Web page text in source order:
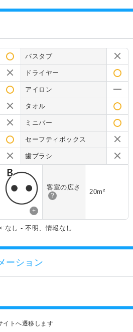
バスタブ
ドライヤー
アイロン
タオル
ミニバー
セーフティボックス
歯ブラシ
+
客室の広さ
? 20m²
なし -:不明、情報なし
ーション
トへ遷移します